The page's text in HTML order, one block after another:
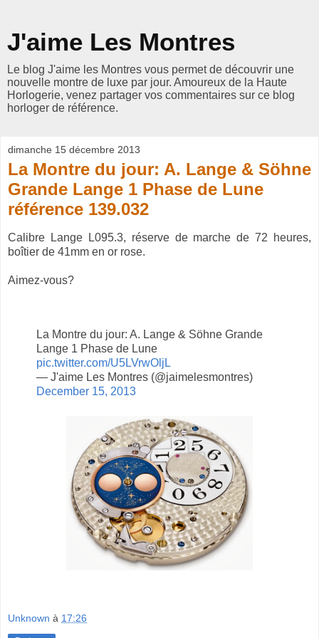
J'aime Les Montres
Le blog J'aime les Montres vous permet de découvrir une
nouvelle montre de luxe par jour. Amoureux de la Haute
Horlogerie, venez partager vos commentaires sur ce blog
horloger de référence.
dimanche 15 décembre 2013
La Montre du jour: A. Lange & Söhne
Grande Lange 1 Phase de Lune
référence 139.032
Calibre Lange L095.3, réserve de marche de 72 heures,
boîtier de 41mm en or rose.
Aimez-vous?
La Montre du jour: A. Lange & Söhne Grande
Lange 1 Phase de Lune
pic.twitter.com/U5LVrwOljL
— J'aime Les Montres (@jaimelesmontres)
December 15, 2013
Unknown à 17:26